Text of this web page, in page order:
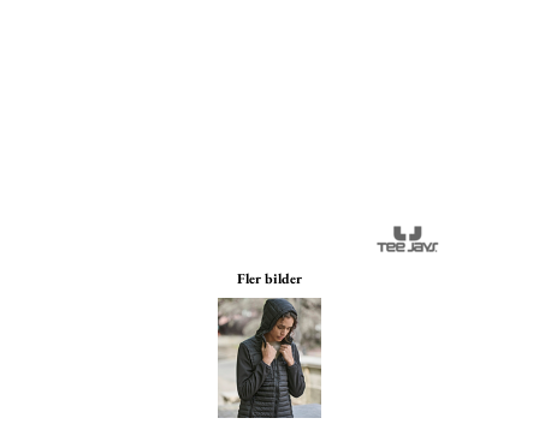
Fler bilder